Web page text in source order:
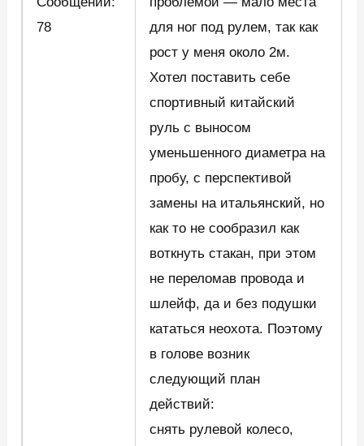
78
для ног под рулем, так как
рост у меня около 2м.
Хотел поставить себе
спортивный китайский
руль с выносом
уменьшенного диаметра на
пробу, с перспективой
замены на итальянский, но
как то не сообразил как
воткнуть стакан, при этом
не переломав провода и
шлейф, да и без подушки
кататься неохота. Поэтому
в голове возник
следующий план
действий:
снять рулевой колесо,